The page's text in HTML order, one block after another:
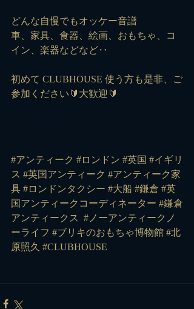
どんな自慢でもオッケー音譜
車、家具、食器、絵画、おもちゃ、コ
イン、楽器などなど‥
初めて CLUBHOUSE 使う方も是非、ご
参加ください🔰大歓迎🔰
#アンティーク #ロンドン #英国 #イギリ
ス #英国アンティーク #アンティーク家
具 #ロンドンタクシー #大船 #鎌倉 #英
国アンティークコーディネーター #鎌倉
アンティークス
#ノーアンティークノ
ーライフ #ブリキのおもちゃ博物館 #北
原照久 #CLUBHOUSE